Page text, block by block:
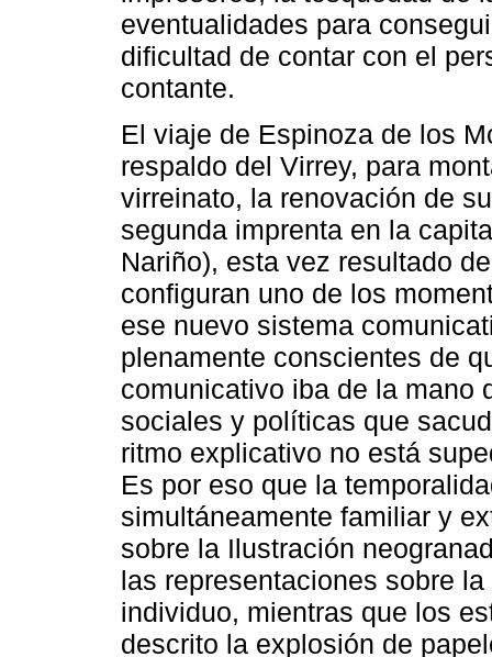
eventualidades para
dificultad de contar con el
contante.
El viaje de Espinoza de los
respaldo del Virrey, para
virreinato, la renovación de
segunda imprenta en la
Nariño), esta vez resultado
configuran uno de los
ese nuevo sistema
plenamente conscientes de
comunicativo iba de la mano
sociales y políticas que
ritmo explicativo no está
Es por eso que la
simultáneamente familiar y
sobre la Ilustración
las representaciones sobre
individuo, mientras que los
descrito la explosión de